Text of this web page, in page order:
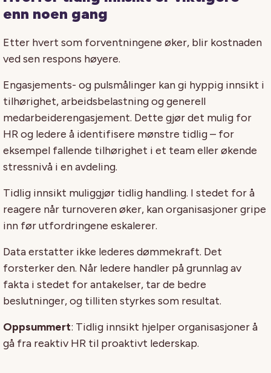
enn noen gang
Etter hvert som forventningene øker, blir kostnaden
ved sen respons høyere.
Engasjements- og pulsmålinger kan gi hyppig innsikt i
tilhørighet, arbeidsbelastning og generell
medarbeiderengasjement. Dette gjør det mulig for
HR og ledere å identifisere mønstre tidlig – for
eksempel fallende tilhørighet i et team eller økende
stressnivå i en avdeling.
Tidlig innsikt muliggjør tidlig handling. I stedet for å
reagere når turnoveren øker, kan organisasjoner gripe
inn før utfordringene eskalerer.
Data erstatter ikke lederes dømmekraft. Det
forsterker den. Når ledere handler på grunnlag av
fakta i stedet for antakelser, tar de bedre
beslutninger, og tilliten styrkes som resultat.
Oppsummert: Tidlig innsikt hjelper organisasjoner å
gå fra reaktiv HR til proaktivt lederskap.